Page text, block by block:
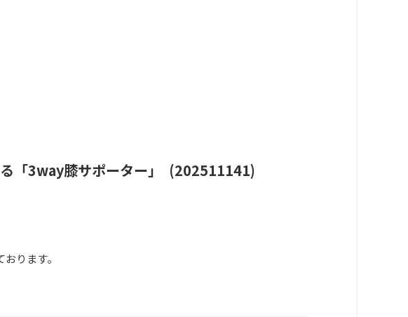
「3way膝サポーター」 (202511141)
ります。